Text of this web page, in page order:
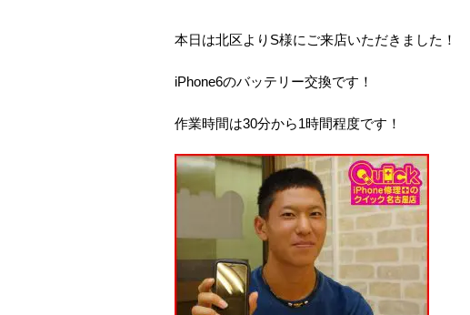
本日は北区よりS様にご来店いただきました！
iPhone6のバッテリー交換です！
作業時間は30分から1時間程度です！